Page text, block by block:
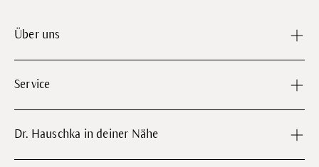
Über uns
Service
Dr. Hauschka in deiner Nähe